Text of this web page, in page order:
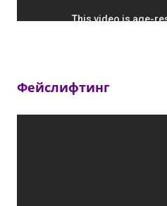
Фейслифтинг